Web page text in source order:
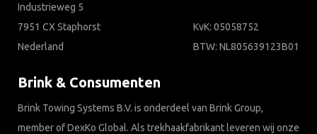
Industrieweg 5
7951 CX Staphorst
Nederland
KvK: 05058752
BTW: NL805639123B01
Brink & Consumenten
Brink Towing Systems B.V. is onderdeel van Brink Group,
member of DexKo Global. Als trekhaakfabrikant leveren wij onze